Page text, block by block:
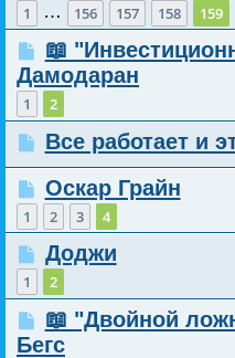
1 … 156 157 158 159
📖
Дамодаран
1 2
Все работает и
Оскар Грайн
1 2 3 4
Доджи
1 2
📖 "Двойной
Бегс